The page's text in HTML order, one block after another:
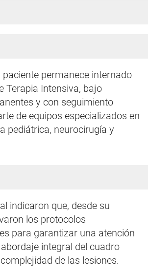
paciente permanece internado
Terapia Intensiva, bajo
y con seguimiento
de equipos especializados en
pediátrica, neurocirugía y
indicaron que, desde su
los protocolos
para garantizar una atención
integral del cuadro
de las lesiones.